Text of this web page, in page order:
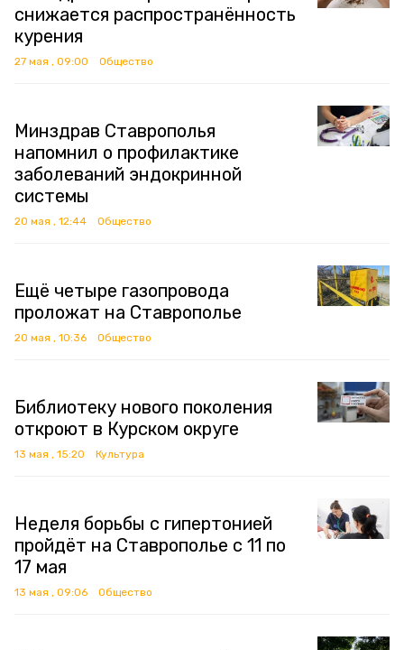
снижается распространённость
курения
27 мая , 09:00 Общество
Минздрав Ставрополья
напомнил о профилактике
заболеваний эндокринной
системы
20 мая , 12:44 Общество
Ещё четыре газопровода
проложат на Ставрополье
20 мая , 10:36 Общество
Библиотеку нового поколения
откроют в Курском округе
13 мая , 15:20 Культура
Неделя борьбы с гипертонией
пройдёт на Ставрополье с 11 по
17 мая
13 мая , 09:06 Общество